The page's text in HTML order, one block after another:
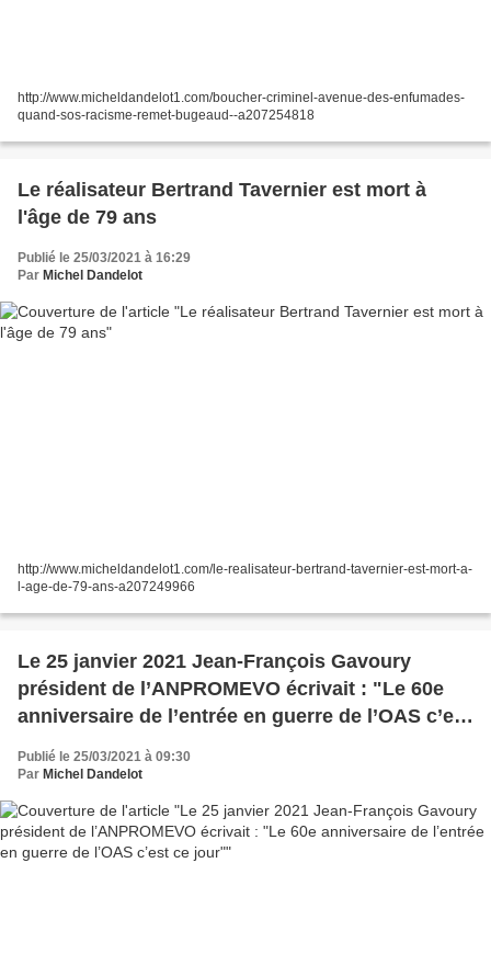
http://www.micheldandelot1.com/boucher-criminel-avenue-des-enfumades-
quand-sos-racisme-remet-bugeaud--a207254818
Le réalisateur Bertrand Tavernier est mort à
l'âge de 79 ans
Publié le 25/03/2021 à 16:29
Par Michel Dandelot
http://www.micheldandelot1.com/le-realisateur-bertrand-tavernier-est-mort-a-
l-age-de-79-ans-a207249966
Le 25 janvier 2021 Jean-François Gavoury
président de l’ANPROMEVO écrivait : "Le 60e
anniversaire de l’entrée en guerre de l’OAS c’est
Publié le 25/03/2021 à 09:30
Par Michel Dandelot